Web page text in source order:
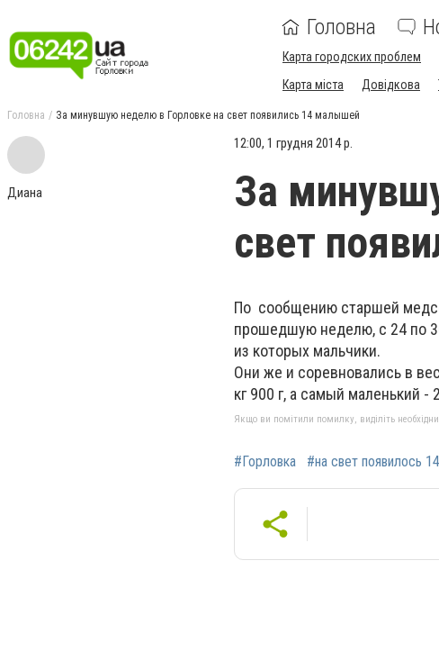
Головна
Карта городских проблем
Карта міста
Довідкова
Головна За минувшую неделю в Горловке на свет появились 14 малышей
Диана
12:00, 1 грудня 2014 р.
За
свет
По сообщению старшей
прошедшую неделю, с 24 по
из которых мальчики.
Они же и соревновались в
кг 900 г, а самый маленький -
Якщо ви помітили помилку, виділіть
#Горловка #на свет появилось